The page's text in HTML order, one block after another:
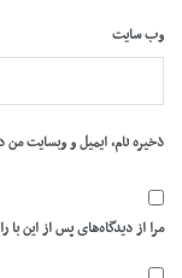
وب‌ سایت
ذخیره نام، ایمیل و وبسایت
مرا از دیدگاه‌های پس از این با